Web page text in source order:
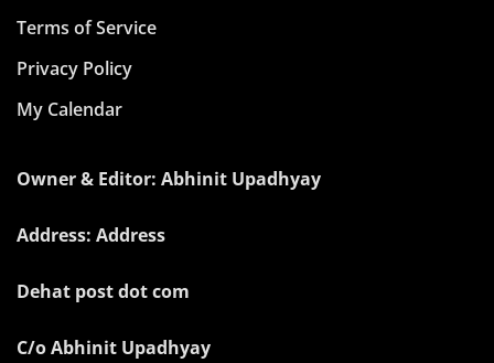
Terms of Service
Privacy Policy
My Calendar
Owner & Editor: Abhinit Upadhyay
Address: Address
Dehat post dot com
C/o Abhinit Upadhyay